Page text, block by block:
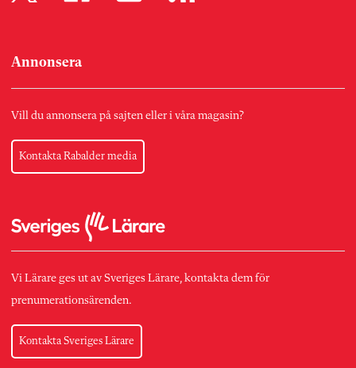
Annonsera
Vill du annonsera på sajten eller i våra magasin?
Kontakta Rabalder media
Vi Lärare ges ut av Sveriges Lärare, kontakta dem för
prenumerationsärenden.
Kontakta Sveriges Lärare